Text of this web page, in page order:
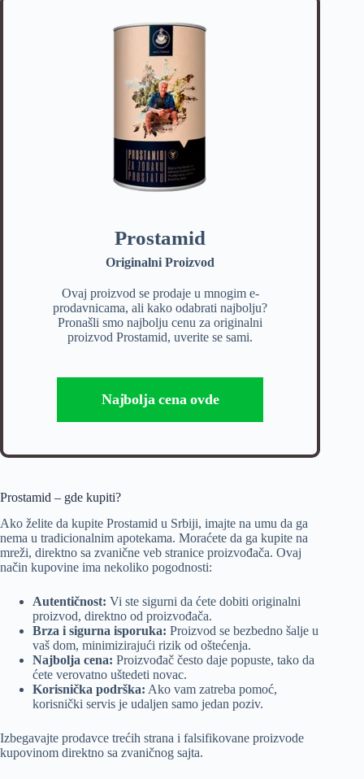
Prostamid
Originalni Proizvod
Ovaj proizvod se prodaje u mnogim e-
prodavnicama, ali kako odabrati najbolju?
Pronašli smo najbolju cenu za originalni
proizvod Prostamid, uverite se sami.
Najbolja cena ovde
Prostamid – gde kupiti?
Ako želite da kupite Prostamid u Srbiji, imajte na umu da ga
nema u tradicionalnim apotekama. Moraćete da ga kupite na
mreži, direktno sa zvanične veb stranice proizvođača. Ovaj
način kupovine ima nekoliko pogodnosti:
Autentičnost: Vi ste sigurni da ćete dobiti originalni
proizvod, direktno od proizvođača.
Brza i sigurna isporuka: Proizvod se bezbedno šalje u
vaš dom, minimizirajući rizik od oštećenja.
Najbolja cena: Proizvođač često daje popuste, tako da
ćete verovatno uštedeti novac.
Korisnička podrška: Ako vam zatreba pomoć,
korisnički servis je udaljen samo jedan poziv.
Izbegavajte prodavce trećih strana i falsifikovane proizvode
kupovinom direktno sa zvaničnog sajta.